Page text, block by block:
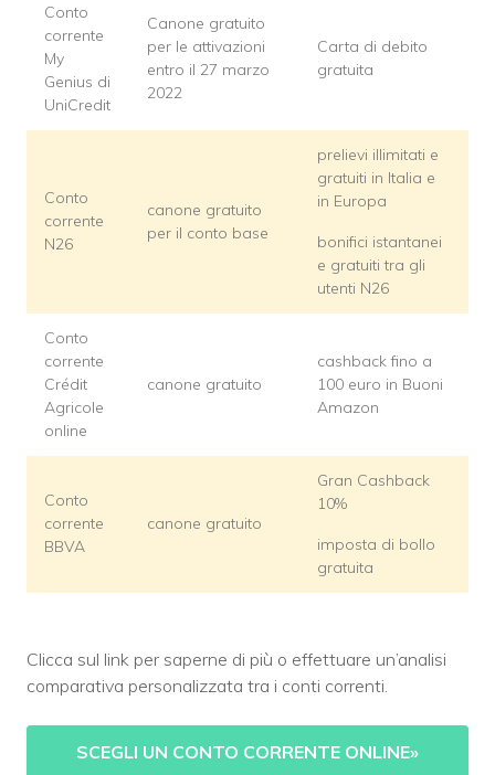
Conto
corrente
My
Genius di
UniCredit
Canone gratuito
per le attivazioni
entro il 27 marzo
2022
Carta di debito
gratuita
Conto
corrente
N26
canone gratuito
per il conto base
prelievi illimitati e
gratuiti in Italia e
in Europa
bonifici istantanei
e gratuiti tra gli
utenti N26
Conto
corrente
Crédit
Agricole
online
canone gratuito
cashback fino a
100 euro in Buoni
Amazon
Conto
corrente
BBVA
canone gratuito
Gran Cashback
10%
imposta di bollo
gratuita
Clicca sul link per saperne di più o effettuare un’analisi
comparativa personalizzata tra i conti correnti.
SCEGLI UN CONTO CORRENTE ONLINE»